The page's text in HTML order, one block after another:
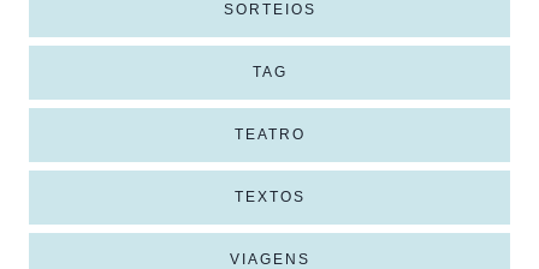
SORTEIOS
TAG
TEATRO
TEXTOS
VIAGENS